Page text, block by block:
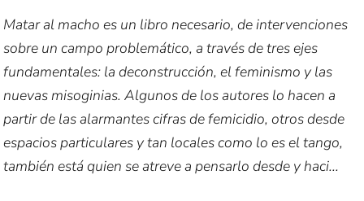
Matar al macho es un libro necesario, de intervenciones
sobre un campo problemático, a través de tres ejes
fundamentales: la deconstrucción, el feminismo y las
nuevas misoginias. Algunos de los autores lo hacen a
partir de las alarmantes cifras de femicidio, otros desde
espacios particulares y tan locales como lo es el tango,
también está quien se atreve a pensarlo desde y haci...